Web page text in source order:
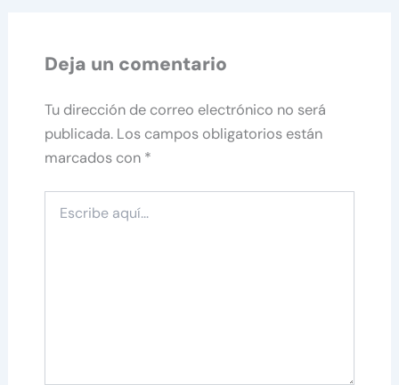
Deja un comentario
Tu dirección de correo electrónico no será
publicada. Los campos obligatorios están
marcados con *
aquí...